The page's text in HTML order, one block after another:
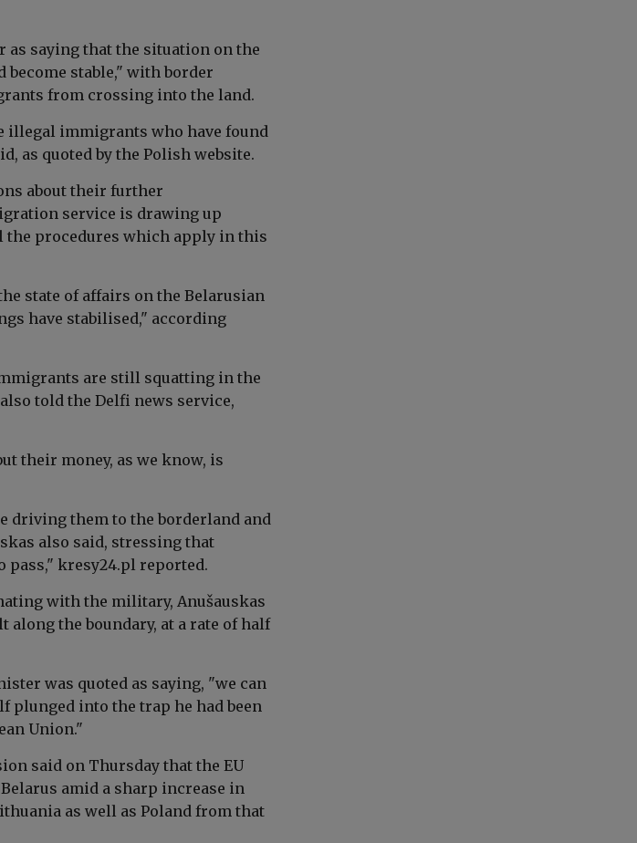
saying that the situation on the
stable," with border
from crossing into the land.
immigrants who have found
as quoted by the Polish website.
about their further
service is drawing up
procedures which apply in this
state of affairs on the Belarusian
have stabilised," according
are still squatting in the
also told the Delfi news service,
their money, as we know, is
driving them to the borderland and
also said, stressing that
pass," kresy24.pl reported.
with the military, Anušauskas
the boundary, at a rate of half
was quoted as saying, "we can
plunged into the trap he had been
Union."
said on Thursday that the EU
amid a sharp increase in
as well as Poland from that